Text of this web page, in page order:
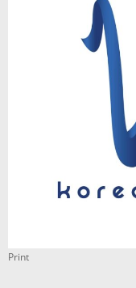
Print